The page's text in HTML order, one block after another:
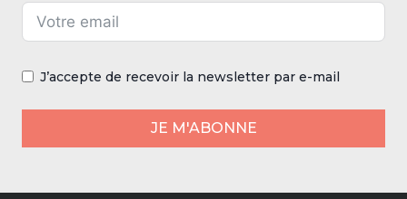
J’accepte de recevoir la newsletter par e-mail
JE M'ABONNE